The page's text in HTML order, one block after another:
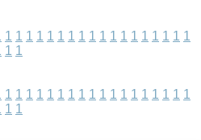
1 1 1 1 1 1 1 1 1 1 1 1 1 1 1 1 1 1
1 1
1 1 1 1 1 1 1 1 1 1 1 1 1 1 1 1 1 1
1 1